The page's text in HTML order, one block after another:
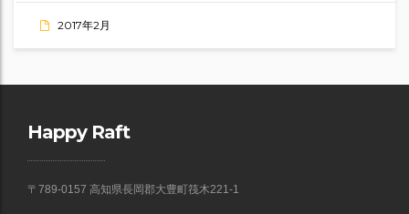
2017年2月
Happy Raft
〒789-0157 高知県長岡郡大豊町筏木221-1